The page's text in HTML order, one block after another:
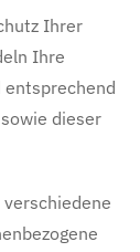
Ihrer
Ihre
entsprechend
dieser